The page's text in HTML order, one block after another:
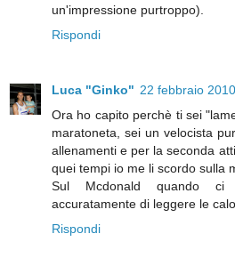
un'impressione purtroppo).
Rispondi
Luca "Ginko" 22 febbraio
Ora ho capito perchè ti sei
maratoneta, sei un velocista
allenamenti e per la seconda
quei tempi io me li scordo sulla
Sul Mcdonald quando
accuratamente di leggere le
Rispondi